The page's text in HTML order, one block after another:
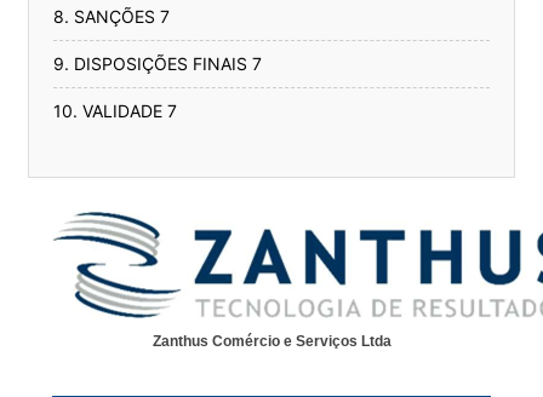
8. SANÇÕES 7
9. DISPOSIÇÕES FINAIS 7
10. VALIDADE 7
Zanthus Comércio e Serviços Ltda